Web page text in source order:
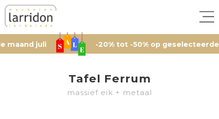
juli -20% tot -50% op geselecteerde
Tafel Ferrum
massief eik + metaal